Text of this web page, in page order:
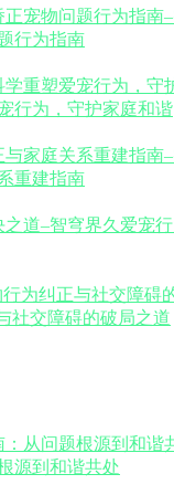
行为指南
行为，守护家庭和谐
重建指南
社交障碍的破局之道
源到和谐共处